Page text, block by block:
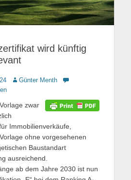
wird künftig
AutorGünter Menth
zwar
Immobilienverkäufe,
ohne vorgesehenen
Baustandart
ausreichend.
ab dem Jahre 2030 ist nun